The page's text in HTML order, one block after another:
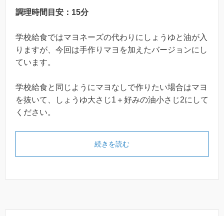
調理時間目安：15分
学校給食ではマヨネーズの代わりにしょうゆと油が入
りますが、今回は手作りマヨを加えたバージョンにし
ています。
学校給食と同じようにマヨなしで作りたい場合はマヨ
を抜いて、しょうゆ大さじ1＋好みの油小さじ2にして
ください。
続きを読む